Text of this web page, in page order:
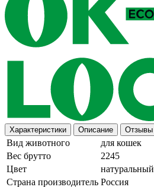
Характеристики Описание Отзывы
Вид животного
для кошек
Вес брутто
2245
Цвет
натуральный
Страна производитель Россия